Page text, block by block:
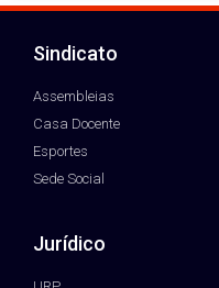
Sindicato
Assembleias
Casa Docente
Esportes
Sede Social
Jurídico